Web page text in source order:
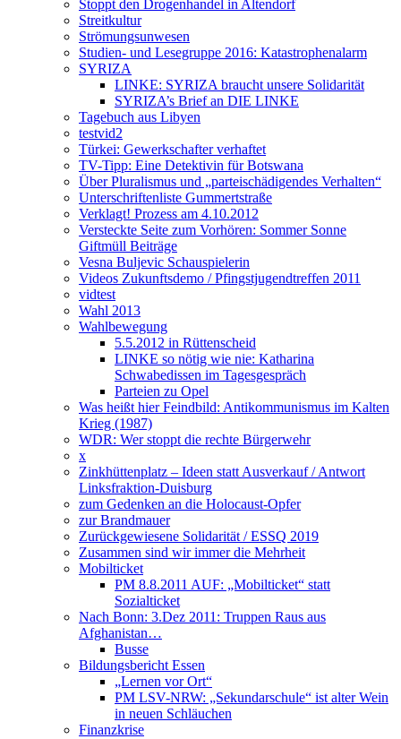
Stoppt den Drogenhandel in Altendorf
Streitkultur
Strömungsunwesen
Studien- und Lesegruppe 2016: Katastrophenalarm
SYRIZA
LINKE: SYRIZA braucht unsere Solidarität
SYRIZA’s Brief an DIE LINKE
Tagebuch aus Libyen
testvid2
Türkei: Gewerkschafter verhaftet
TV-Tipp: Eine Detektivin für Botswana
Über Pluralismus und „parteischädigendes Verhalten“
Unterschriftenliste Gummertstraße
Verklagt! Prozess am 4.10.2012
Versteckte Seite zum Vorhören: Sommer Sonne
Giftmüll Beiträge
Vesna Buljevic Schauspielerin
Videos Zukunftsdemo / Pfingstjugendtreffen 2011
vidtest
Wahl 2013
Wahlbewegung
5.5.2012 in Rüttenscheid
LINKE so nötig wie nie: Katharina
Schwabedissen im Tagesgespräch
Parteien zu Opel
Was heißt hier Feindbild: Antikommunismus im Kalten
Krieg (1987)
WDR: Wer stoppt die rechte Bürgerwehr
x
Zinkhüttenplatz – Ideen statt Ausverkauf / Antwort
Linksfraktion-Duisburg
zum Gedenken an die Holocaust-Opfer
zur Brandmauer
Zurückgewiesene Solidarität / ESSQ 2019
Zusammen sind wir immer die Mehrheit
Mobilticket
PM 8.8.2011 AUF: „Mobilticket“ statt
Sozialticket
Nach Bonn: 3.Dez 2011: Truppen Raus aus
Afghanistan…
Busse
Bildungsbericht Essen
„Lernen vor Ort“
PM LSV-NRW: „Sekundarschule“ ist alter Wein
in neuen Schläuchen
Finanzkrise